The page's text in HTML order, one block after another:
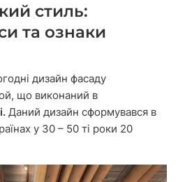
стиль:
та ознаки
дизайн фасаду
що виконаний в
Даний дизайн сформувався в
у 30 – 50 ті роки 20